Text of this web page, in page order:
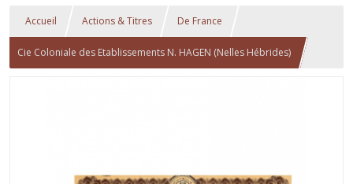
Accueil Actions & Titres De France
Cie Coloniale des Etablissements N. HAGEN (Nelles Hébrides)